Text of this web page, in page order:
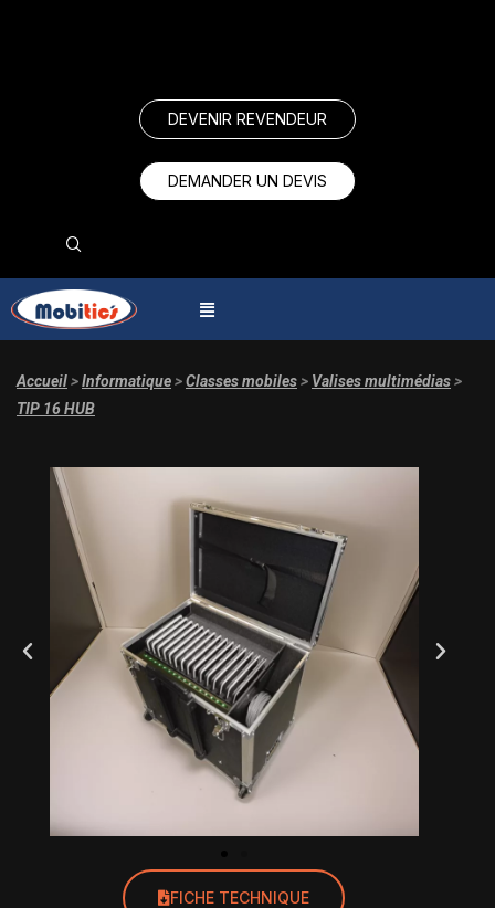
DEVENIR REVENDEUR
DEMANDER UN DEVIS
Accueil>Informatique>Classes mobiles> Valises multimédias>
TIP 16 HUB
FICHE TECHNIQUE